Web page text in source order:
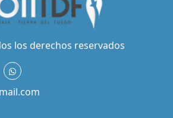
los derechos reservados